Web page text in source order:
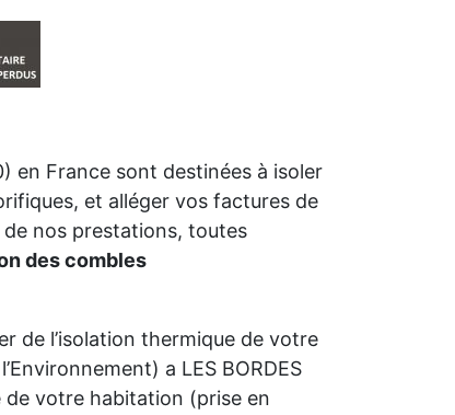
en France sont destinées à isoler
et alléger vos factures de
de nos prestations, toutes
des combles
de l’isolation thermique de votre
a LES BORDES
de votre habitation (prise en